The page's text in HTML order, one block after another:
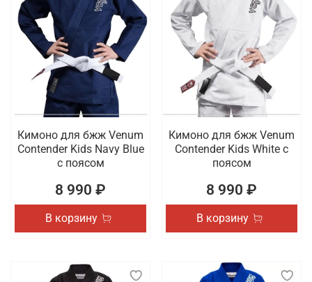
Кимоно для бжж Venum
Contender Kids Navy Blue
с поясом
8 990 ₽
В корзину
Кимоно для бжж Venum
Contender Kids White с
поясом
8 990 ₽
В корзину